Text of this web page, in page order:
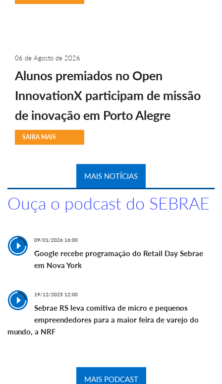
06 de Agosto de 2026
Alunos premiados no Open
InnovationX participam de missão
de inovação em Porto Alegre
SAIBA MAIS
MAIS NOTÍCIAS
Ouça o podcast do SEBRAE
09/01/2026 16:00
Google recebe programação do Retail Day Sebrae
em Nova York
19/12/2025 12:00
Sebrae RS leva comitiva de micro e pequenos
empreendedores para a maior feira de varejo do
mundo, a NRF
MAIS PODCAST